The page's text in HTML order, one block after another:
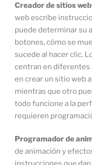
Creador de sitios web
web escribe
puede determinar su
botones, cómo se
sucede al hacer clic.
centran en diferentes
en crear un sitio web
mientras que otro
todo funcione a la
requieren
Programador de
de animación y